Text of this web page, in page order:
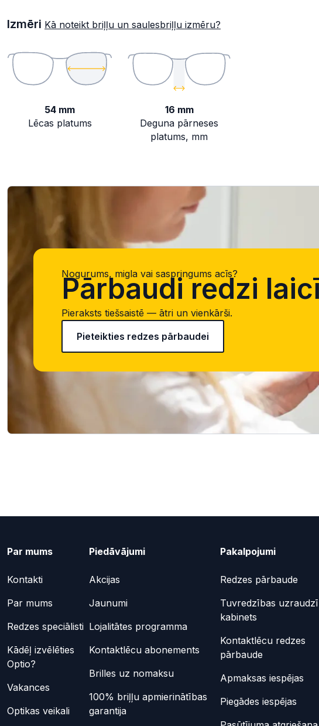
Izmēri Kā noteikt briļļu un saulesbriļļu izmēru?
54 mm
Lēcas platums
16 mm
Deguna pārneses
platums, mm
Nogurums, migla vai saspringums acīs?
Pārbaudi redzi
Pieraksts tiešsaistē — ātri un vienkārši.
Pieteikties redzes pārbaudei
Par mums
Kontakti
Par mums
Redzes speciālisti
Kādēļ izvēlēties
Optio?
Vakances
Optikas veikali
Piedāvājumi
Akcijas
Jaunumi
Lojalitātes programma
Kontaktlēcu abonements
Brilles uz nomaksu
100% briļļu apmierinātības
garantija
Pakalpojumi
Redzes pārbaude
Tuvredzības
kabinets
Kontaktlēcu redzes
pārbaude
Apmaksas iespējas
Piegādes iespējas